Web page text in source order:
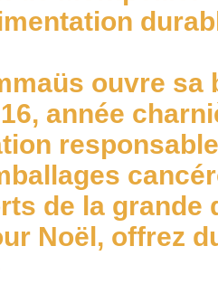
ouvre sa
année
de la grande
Noël, offrez